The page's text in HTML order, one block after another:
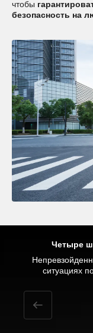
чтобы
безопасность на
Четыре
ситуациях
Точная реакция